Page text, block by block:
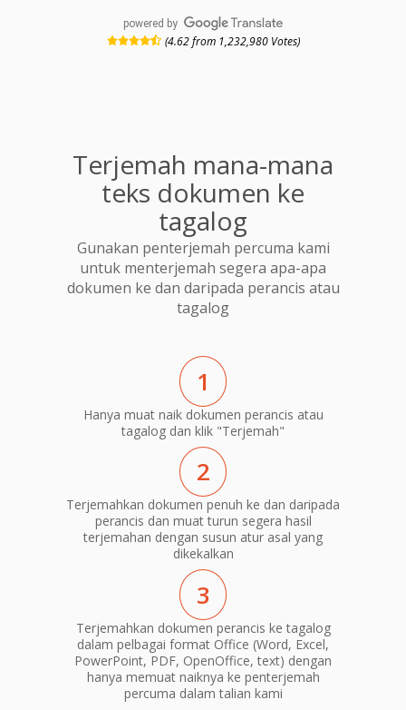
powered by
(4.62 from 1,232,980 Votes)
Terjemah mana-mana
teks dokumen ke
tagalog
Gunakan penterjemah percuma kami
untuk menterjemah segera apa-apa
dokumen ke dan daripada perancis atau
tagalog
1
Hanya muat naik dokumen perancis atau
tagalog dan klik "Terjemah"
2
Terjemahkan dokumen penuh ke dan daripada
perancis dan muat turun segera hasil
terjemahan dengan susun atur asal yang
dikekalkan
3
Terjemahkan dokumen perancis ke tagalog
dalam pelbagai format Office (Word, Excel,
PowerPoint, PDF, OpenOffice, text) dengan
hanya memuat naiknya ke penterjemah
percuma dalam talian kami